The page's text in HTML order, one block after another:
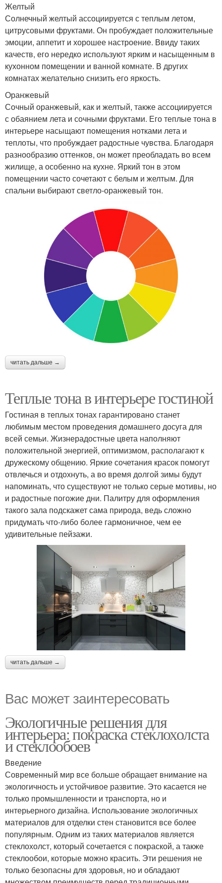
Желтый
Солнечный желтый ассоциируется с теплым летом,
цитрусовыми фруктами. Он пробуждает положительные
эмоции, аппетит и хорошее настроение. Ввиду таких
качеств, его нередко используют ярким и насыщенным в
кухонном помещении и ванной комнате. В других
комнатах желательно снизить его яркость.
Оранжевый
Сочный оранжевый, как и желтый, также ассоциируется
с обаянием лета и сочными фруктами. Его теплые тона в
интерьере насыщают помещения нотками лета и
теплоты, что пробуждает радостные чувства. Благодаря
разнообразию оттенков, он может преобладать во всем
жилище, а особенно на кухне. Яркий тон в этом
помещении часто сочетают с белым и желтым. Для
спальни выбирают светло-оранжевый тон.
читать дальше →
Теплые тона в интерьере гостиной
Гостиная в теплых тонах гарантировано станет
любимым местом проведения домашнего досуга для
всей семьи. Жизнерадостные цвета наполняют
положительной энергией, оптимизмом, располагают к
дружескому общению. Яркие сочетания красок помогут
отвлечься и отдохнуть, а во время долгой зимы будут
напоминать, что существуют не только серые мотивы, но
и радостные погожие дни. Палитру для оформления
такого зала подскажет сама природа, ведь сложно
придумать что-либо более гармоничное, чем ее
удивительные пейзажи.
читать дальше →
Вас может заинтересовать
Экологичные решения для
интерьера: покраска стеклохолста
и стеклообоев
Введение
Современный мир все больше обращает внимание на
экологичность и устойчивое развитие. Это касается не
только промышленности и транспорта, но и
интерьерного дизайна. Использование экологичных
материалов для отделки стен становится все более
популярным. Одним из таких материалов является
стеклохолст, который сочетается с покраской, а также
стеклообои, которые можно красить. Эти решения не
только безопасны для здоровья, но и обладают